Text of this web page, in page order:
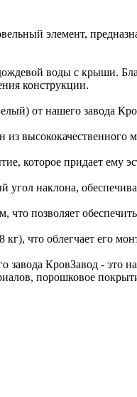
элемент,
воды с крыши.
конструкции.
от нашего завода
которое придает ему
угол наклона,
что позволяет
что облегчает его
КровЗавод - это
порошковое